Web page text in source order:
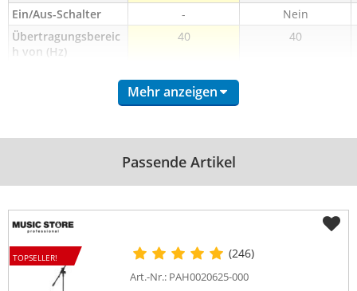
Ein/Aus-Schalter
-
Nein
Übertragungsbereic
h von (Hz)
40 40
-
inkl. Kabel
Batteriespeisung
inkl.
Reduziergewinde
Mehr anzeigen
Passende Artikel
TOPSELLER! (246)
Art.-Nr.: PAH0020625-000